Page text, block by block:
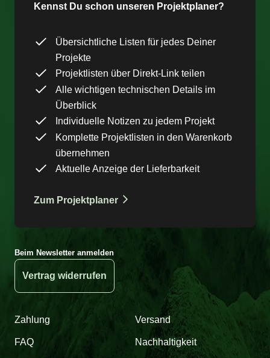
Kennst Du schon unseren Projektplaner?
Übersichtliche Listen für jedes Deiner
Projekte
Projektlisten über Direkt-Link teilen
Alle wichtigen technischen Details im
Überblick
Individuelle Notizen zu jedem Projekt
Komplette Projektlisten in den Warenkorb
übernehmen
Aktuelle Anzeige der Lieferbarkeit
Zum Projektplaner
Beim Newsletter anmelden
Vertrag widerrufen
Zahlung Versand
FAQ Nachhaltigkeit